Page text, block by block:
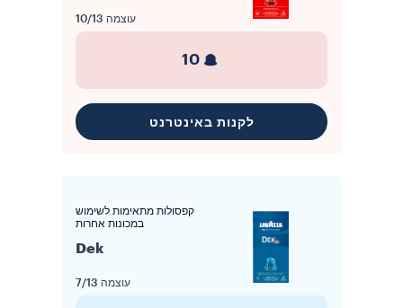
עוצמה 10/13
10
לקנות באינטרנט
קפסולות מתאימות לשימוש
במכונות אחרות
Dek
עוצמה 7/13